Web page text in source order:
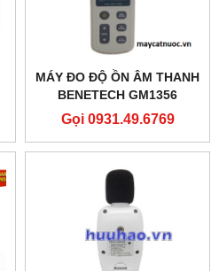
MÁY ĐO ĐỘ ỒN ÂM THANH
BENETECH GM1356
Gọi 0931.49.6769